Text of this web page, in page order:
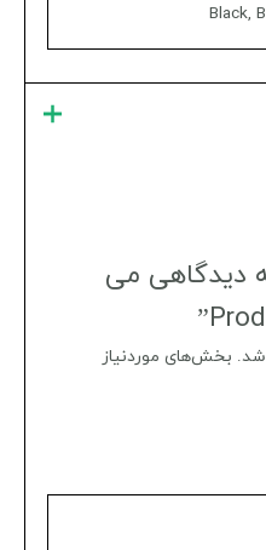
Black,
دیدگاهی می
شد. بخش‌های موردنیاز